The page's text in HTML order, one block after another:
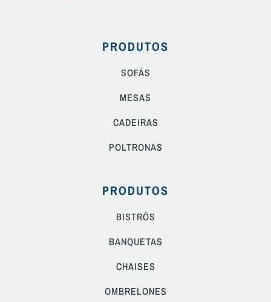
PRODUTOS
SOFÁS
MESAS
CADEIRAS
POLTRONAS
PRODUTOS
BISTRÔS
BANQUETAS
CHAISES
OMBRELONES